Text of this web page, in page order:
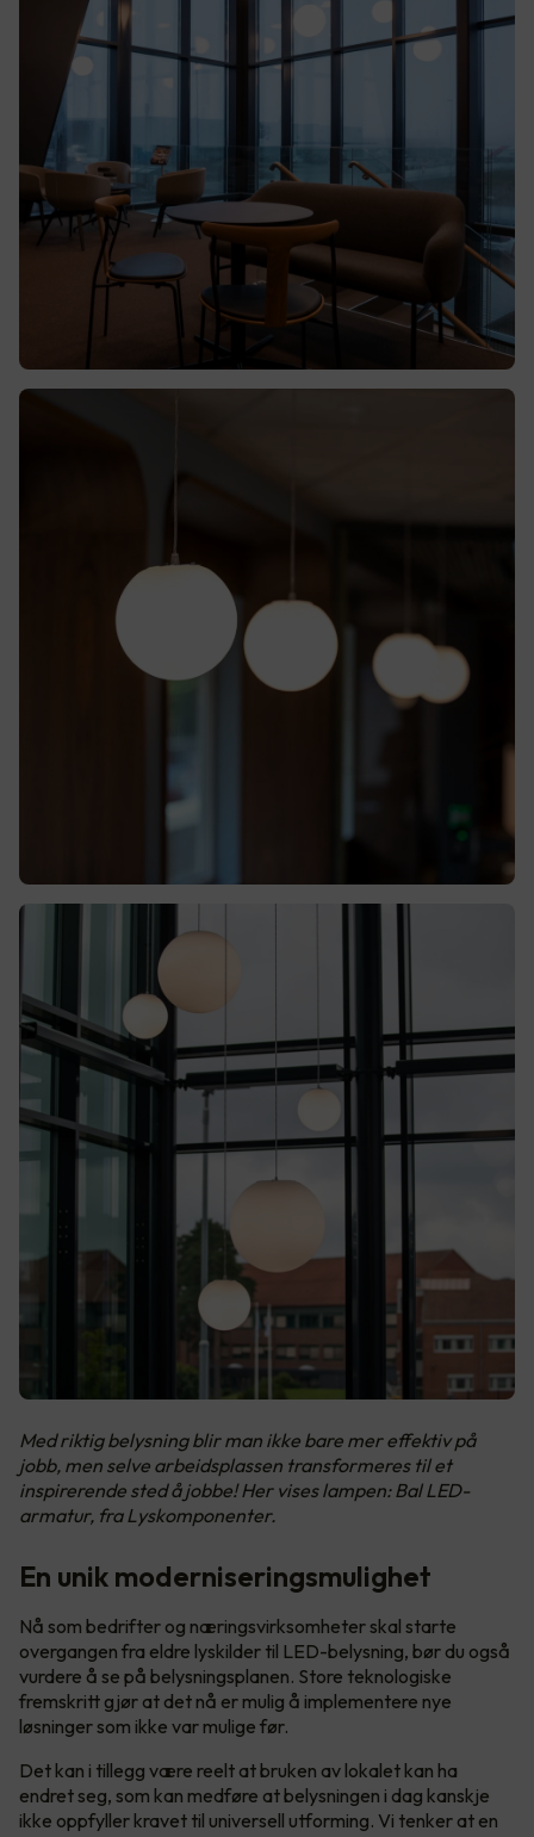
Med riktig belysning blir man ikke bare mer effektiv på
jobb, men selve arbeidsplassen transformeres til et
inspirerende sted å jobbe! Her vises lampen: Bal LED-
armatur, fra Lyskomponenter.
En unik moderniseringsmulighet
Nå som bedrifter og næringsvirksomheter skal starte
overgangen fra eldre lyskilder til LED-belysning, bør du også
vurdere å se på belysningsplanen. Store teknologiske
fremskritt gjør at det nå er mulig å implementere nye
løsninger som ikke var mulige før.
Det kan i tillegg være reelt at bruken av lokalet kan ha
endret seg, som kan medføre at belysningen i dag kanskje
ikke oppfyller kravet til universell utforming. Vi tenker at en